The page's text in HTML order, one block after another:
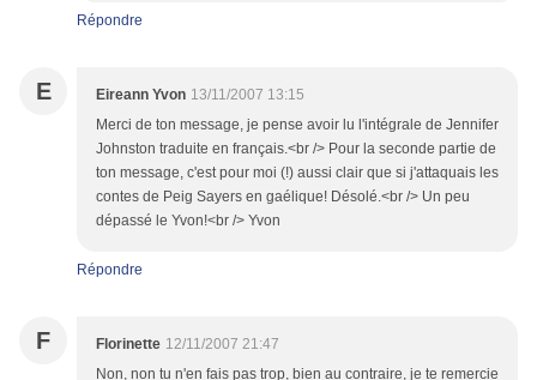
Répondre
E Eireann Yvon 13/11/2007 13:15
Merci de ton message, je pense avoir lu l'intégrale de Jennifer
Johnston traduite en français.<br /> Pour la seconde partie de
ton message, c'est pour moi (!) aussi clair que si j'attaquais les
contes de Peig Sayers en gaélique! Désolé.<br /> Un peu
dépassé le Yvon!<br /> Yvon
Répondre
F Florinette 12/11/2007 21:47
Non, non tu n'en fais pas trop, bien au contraire, je te remercie